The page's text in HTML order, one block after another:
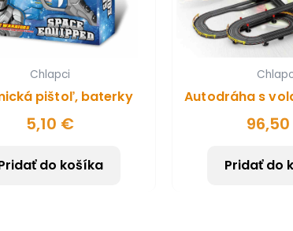
Chlapci
pištoľ, baterky
5,10 €
do košíka
Autodráha s
96,50
Pridať do